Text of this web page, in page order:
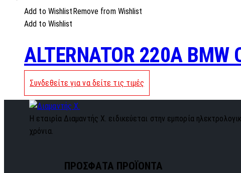
Add to Wishlist Remove from Wishlist
Add to Wishlist
ALTERNATOR 220A BMW
Συνδεθείτε για να δείτε τις τιμές
Η εταιρία Διαμαντής Χ. ειδικεύεται στην εμπορία
χρόνια.
ΠΡΟΣΦΑΤΑ ΠΡΟΪΟΝΤΑ